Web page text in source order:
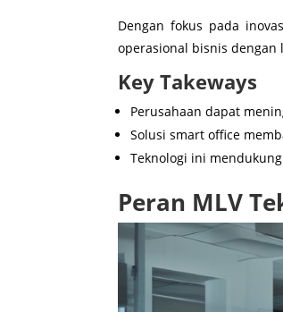
Dengan fokus pada
operasional bisnis
Key Takeways
Perusahaan dapat
Solusi smart office
Teknologi ini
Peran MLV